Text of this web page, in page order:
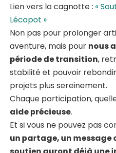
Lien vers la cagnotte : «
Lécopot »
Non pas pour prolonger
aventure, mais pour nous
période de transition,
stabilité et pouvoir
projets plus sereinement.
Chaque participation,
aide précieuse.
Et si vous ne pouvez pas
un partage, un message